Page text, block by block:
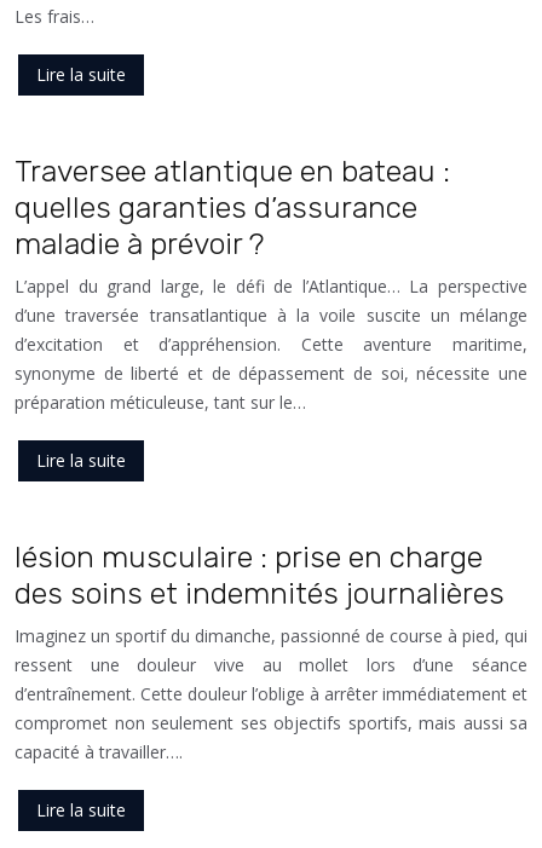
Les frais…
Lire la suite
Traversee atlantique en bateau :
quelles garanties d’assurance
maladie à prévoir ?
L’appel du grand large, le défi de l’Atlantique… La perspective
d’une traversée transatlantique à la voile suscite un mélange
d’excitation et d’appréhension. Cette aventure maritime,
synonyme de liberté et de dépassement de soi, nécessite une
préparation méticuleuse, tant sur le…
Lire la suite
lésion musculaire : prise en charge
des soins et indemnités journalières
Imaginez un sportif du dimanche, passionné de course à pied, qui
ressent une douleur vive au mollet lors d’une séance
d’entraînement. Cette douleur l’oblige à arrêter immédiatement et
compromet non seulement ses objectifs sportifs, mais aussi sa
capacité à travailler….
Lire la suite